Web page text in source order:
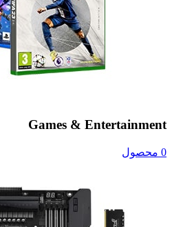
Games & Entertainment
0 محصول